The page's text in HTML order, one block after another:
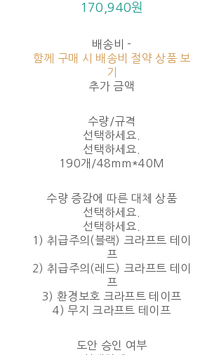
170,940원
배송비 -
함께 구매 시 배송비 절약 상품 보
기
추가 금액
수량/규격
선택하세요.
선택하세요.
190개/48mm*40M
수량 증감에 따른 대체 상품
선택하세요.
선택하세요.
1) 취급주의(블랙) 크라프트 테이
프
2) 취급주의(레드) 크라프트 테이
프
3) 환경보호 크라프트 테이프
4) 무지 크라프트 테이프
도안 승인 여부